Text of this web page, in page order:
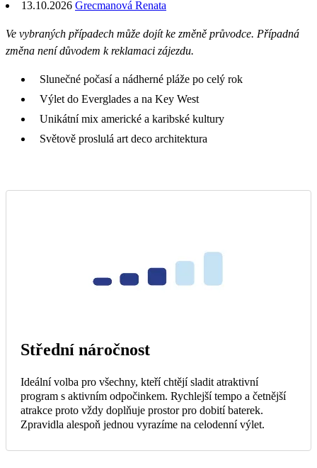
13.10.2026 Grecmanová Renata
Ve vybraných případech může dojít ke změně průvodce. Případná
změna není důvodem k reklamaci zájezdu.
Slunečné počasí a nádherné pláže po celý rok
Výlet do Everglades a na Key West
Unikátní mix americké a karibské kultury
Světově proslulá art deco architektura
Střední náročnost
Ideální volba pro všechny, kteří chtějí sladit atraktivní
program s aktivním odpočinkem. Rychlejší tempo a četnější
atrakce proto vždy doplňuje prostor pro dobití baterek.
Zpravidla alespoň jednou vyrazíme na celodenní výlet.